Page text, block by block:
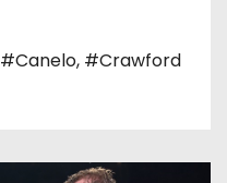
#Canelo, #Crawford